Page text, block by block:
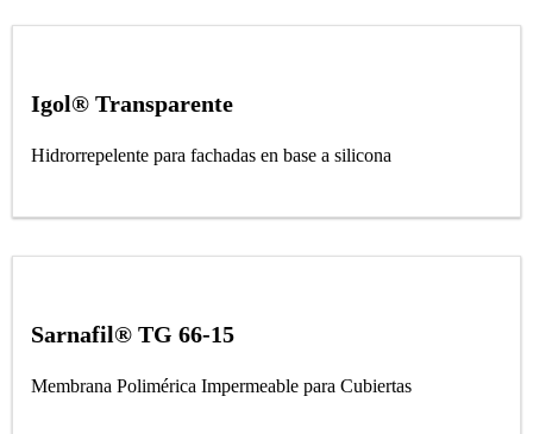
Igol® Transparente
Hidrorrepelente para fachadas en base a silicona
Sarnafil® TG 66-15
Membrana Polimérica Impermeable para Cubiertas